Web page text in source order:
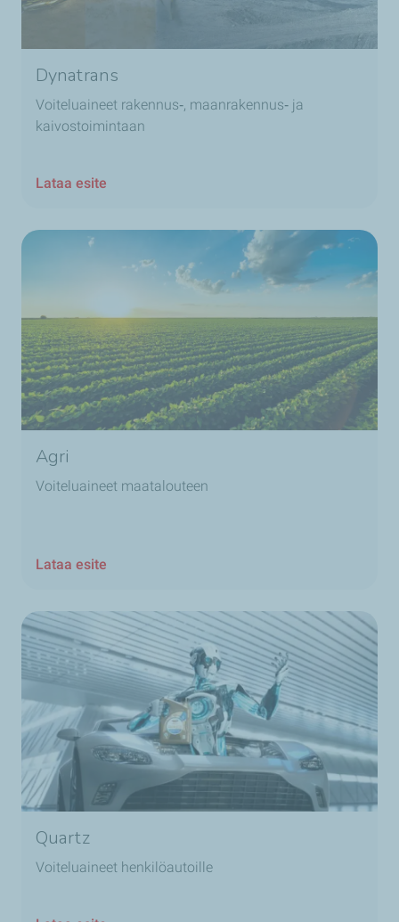
Dynatrans
Voiteluaineet rakennus‑, maanrakennus‑ ja
kaivostoimintaan
Lataa esite
Agri
Voiteluaineet maatalouteen
Lataa esite
Quartz
Voiteluaineet henkilöautoille